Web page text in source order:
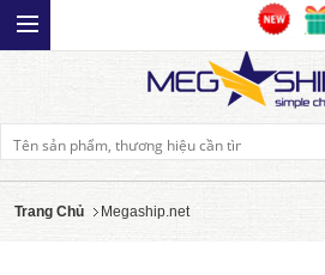
Trang Chủ Megaship.net